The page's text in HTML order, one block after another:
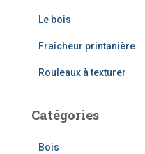
Le bois
Fraîcheur printanière
Rouleaux à texturer
Catégories
Bois